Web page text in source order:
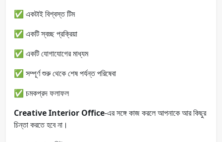
✅ একটাই বিশ্বস্ত টিম
✅ একটি স্বচ্ছ প্রক্রিয়া
✅ একটি যোগাযোগের মাধ্যম
✅ সম্পূর্ণ শুরু থেকে শেষ পর্যন্ত পরিষেবা
✅ চমকপ্রদ ফলাফল
Creative Interior Office-এর সঙ্গে কাজ করলে আপনাকে আর কিছুর
চিন্তা করতে হবে না।